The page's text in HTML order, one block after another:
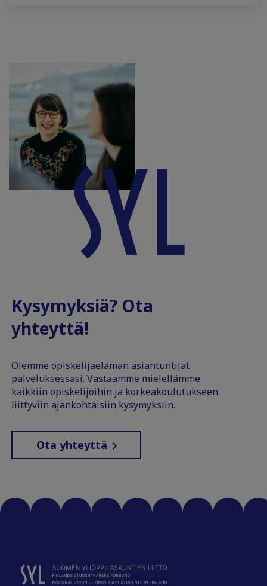
Kysymyksiä? Ota
yhteyttä!
Olemme opiskelijaelämän asiantuntijat
palveluksessasi. Vastaamme mielellämme
kaikkiin opiskelijoihin ja korkeakoulutukseen
liittyviin ajankohtaisiin kysymyksiin.
Ota yhteyttä